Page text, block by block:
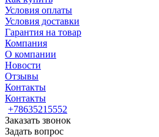
Условия оплаты
Условия доставки
Гарантия на товар
Компания
О компании
Новости
Отзывы
Контакты
Контакты
+78635215552
Заказать звонок
Задать вопрос